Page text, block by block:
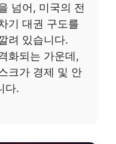
넘어, 미국의 전
기 대권 구도를
려 있습니다.
화되는 가운데,
크가 경제 및 안
다.